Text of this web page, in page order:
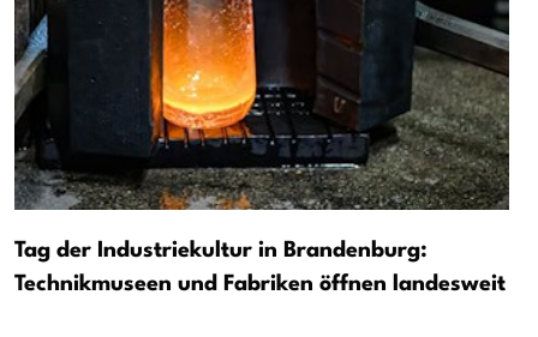
Tag der Industriekultur in Brandenburg:
Technikmuseen und Fabriken öffnen landesweit